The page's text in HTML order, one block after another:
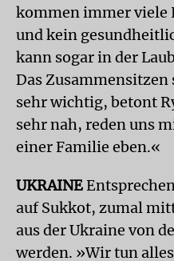
kommen immer viele
und kein
kann sogar in der
Das Zusammensitzen
sehr wichtig, betont
sehr nah, reden uns
einer Familie eben.«
UKRAINE
auf Sukkot, zumal
aus der Ukraine von
werden. »Wir tun